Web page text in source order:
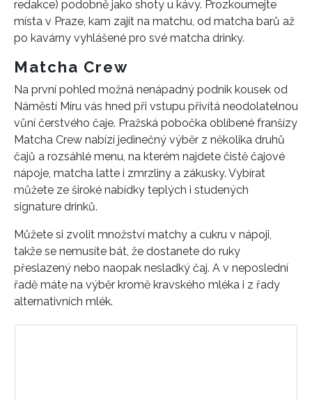
redakce) podobně jako shoty u kávy. Prozkoumejte
místa v Praze, kam zajít na matchu, od matcha barů až
po kavárny vyhlášené pro své matcha drinky.
Matcha Crew
Na první pohled možná nenápadný podnik kousek od
Náměstí Míru vás hned při vstupu přivítá neodolatelnou
vůní čerstvého čaje. Pražská pobočka oblíbené franšízy
Matcha Crew nabízí jedinečný výběr z několika druhů
čajů a rozsáhlé menu, na kterém najdete čistě čajové
nápoje, matcha latte i zmrzliny a zákusky. Vybírat
můžete ze široké nabídky teplých i studených
signature drinků.
Můžete si zvolit množství matchy a cukru v nápoji,
takže se nemusíte bát, že dostanete do ruky
přeslazený nebo naopak nesladký čaj. A v neposlední
řadě máte na výběr kromě kravského mléka i z řady
alternativních mlék.